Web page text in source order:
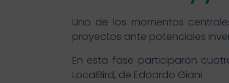
Uno de los momentos
proyectos ante potenciales
En esta fase participaron
LocalBird, de Edoardo Giani.